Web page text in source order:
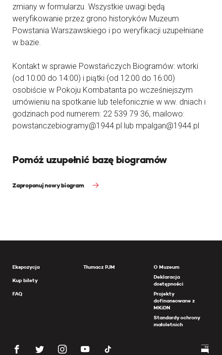
zmiany w formularzu. Wszystkie uwagi będą
weryfikowanie przez grono historyków Muzeum
Powstania Warszawskiego i po weryfikacji uzupełniane
w bazie.
Kontakt w sprawie Powstańczych Biogramów: wtorki
(od 10:00 do 14:00) i piątki (od 12:00 do 16:00)
osobiście w Pokoju Kombatanta po wcześniejszym
umówieniu na spotkanie lub telefonicznie w ww. dniach i
godzinach pod numerem: 22 539 79 36, mailowo:
powstanczebiogramy@1944.pl lub mpalgan@1944.pl
Pomóż uzupełnić bazę biogramów
Zaproponuj nowy biogram
Ekspozycja
Kup bilety
FAQ
Tłumacz PJM
O Muzeum
Deklaracja
dostępności
Projekty
dofinansowane z
MKiDN
Standardy ochrony
małoletnich